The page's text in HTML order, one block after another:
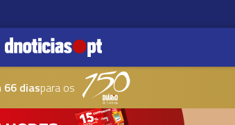
66 diaspara os